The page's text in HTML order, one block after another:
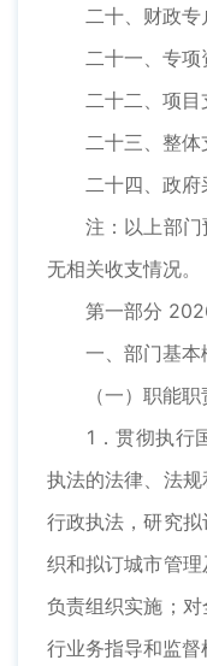
二十、财政专
二十一、专项
二十二、项目
二十三、整体
二十四、政府
注：以上部门
无相关收支情况。
第一部分 2026
一、部门基本
（一）职能职
1．贯彻执行国
执法的法律、法
行政执法，研究
织和拟订城市管
负责组织实施；
行业务指导和监督